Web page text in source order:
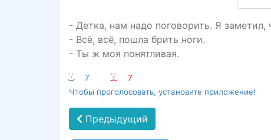
- Детка, нам надо поговорить. Я
- Всё, всё, пошла брить ноги.
- Ты ж моя понятливая.
:-) 7 :-(
7
Чтобы проголосовать, установите приложение!
Предыдущий